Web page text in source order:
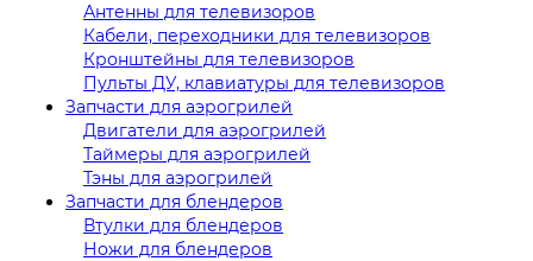
Антенны для телевизоров
Кабели, переходники для телевизоров
Кронштейны для телевизоров
Пульты ДУ, клавиатуры для телевизоров
Запчасти для аэрогрилей
Двигатели для аэрогрилей
Таймеры для аэрогрилей
Тэны для аэрогрилей
Запчасти для блендеров
Втулки для блендеров
Ножи для блендеров